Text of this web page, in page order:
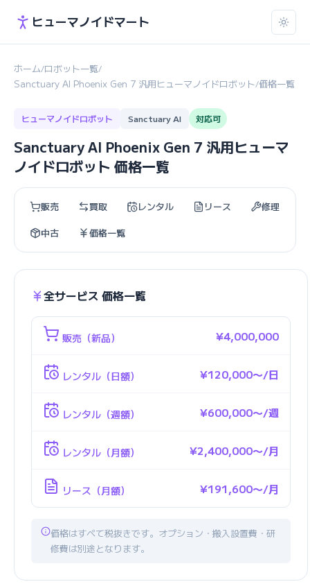
ヒューマノイドマート
ホーム/ロボット一覧/
Sanctuary AI Phoenix Gen 7 汎用ヒューマノイドロボット/価格一覧
ヒューマノイドロボット Sanctuary AI 対応可
Sanctuary AI Phoenix Gen 7 汎用ヒューマ
ノイドロボット 価格一覧
販売 買取 レンタル リース
修理
中古
価格一覧
全サービス 価格一覧
販売（新品） ¥4,000,000
レンタル（日額） ¥120,000〜/日
レンタル（週額） ¥600,000〜/週
レンタル（月額） ¥2,400,000〜/月
リース（月額） ¥191,600〜/月
価格はすべて税抜きです。オプション・搬入設置費・研
修費は別途となります。